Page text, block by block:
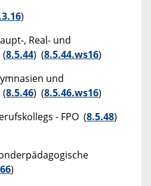
)
, Real- und
(8.5.44) (8.5.44.ws16)
und
(8.5.46) (8.5.46.ws16)
- FPO (8.5.48)
)